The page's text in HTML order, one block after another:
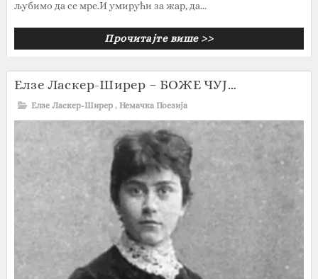
љубимо да се мре.И умирући за жар, да...
Прочитајте више >>
Елзе Ласкер-Ширер – БОЖЕ ЧУЈ…
Елзе Ласкер-Ширер , Немачка Поезија